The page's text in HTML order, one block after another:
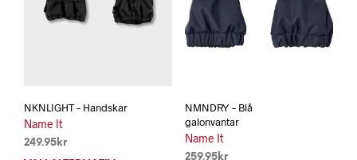
NKNLIGHT – Handskar
Name It
249.95 kr
NMNDRY – Blå
galonvantar
Name It
259.95kr